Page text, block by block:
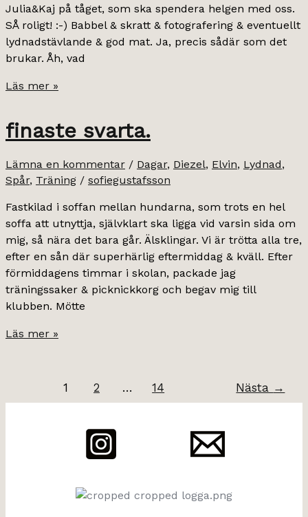
Julia&Kaj på tåget, som ska spendera helgen med oss.
SÅ roligt! :-) Babbel & skratt & fotografering & eventuellt
lydnadstävlande & god mat. Ja, precis sådär som det
brukar. Åh, vad
med
på
Läs mer »
finaste svarta.
Lämna en kommentar / Dagar, Diezel, Elvin, Lydnad,
Spår, Träning / sofiegustafsson
Fastkilad i soffan mellan hundarna, som trots en hel
soffa att utnyttja, självklart ska ligga vid varsin sida om
mig, så nära det bara går. Älsklingar. Vi är trötta alla tre,
efter en sån där superhärlig eftermiddag & kväll. Efter
förmiddagens timmar i skolan, packade jag
träningssaker & picknickkorg och begav mig till
klubben. Mötte
finaste
Läs mer »
1 2 … 14 Nästa →